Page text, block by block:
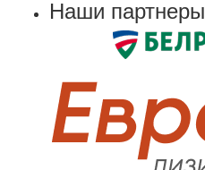
Наши партнеры